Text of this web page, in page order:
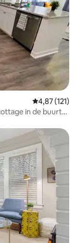
Gemiddelde
4,87 (121)
in de buurt